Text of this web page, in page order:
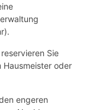
Sie
oder
engeren